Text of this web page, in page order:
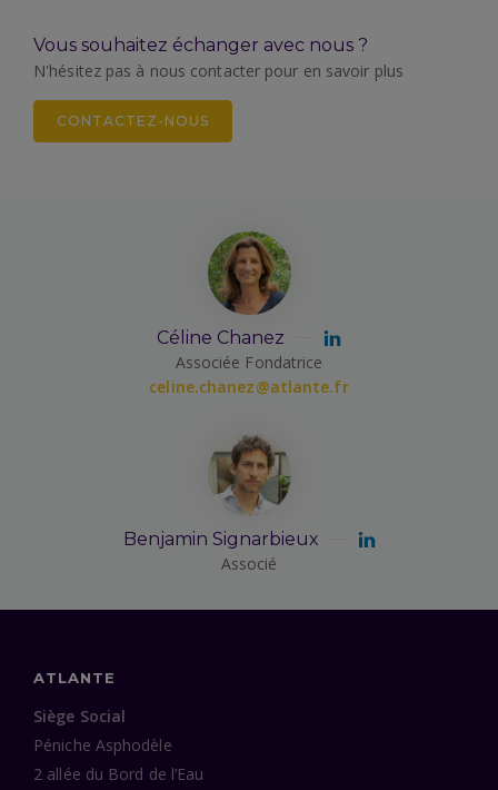
Vous souhaitez échanger avec nous ?
N'hésitez pas à nous contacter pour en savoir plus
CONTACTEZ-NOUS
Céline Chanez
Associée Fondatrice
celine.chanez@atlante.fr
Benjamin Signarbieux
Associé
ATLANTE
Siège Social
Péniche Asphodèle
2 allée du Bord de l’Eau